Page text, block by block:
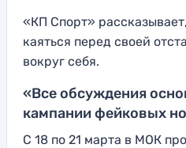
«КП Спорт»
каяться перед своей
вокруг себя.
«Все обсуждения
кампании фейковых
С 18 по 21 марта в МОК